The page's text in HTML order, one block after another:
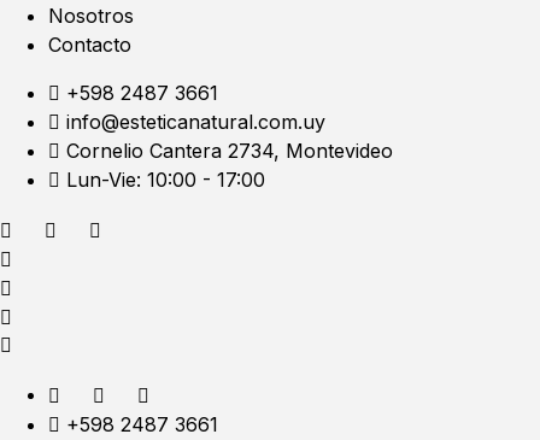
Nosotros
Contacto
+598 2487 3661
info@esteticanatural.com.uy
Cornelio Cantera 2734, Montevideo
Lun-Vie: 10:00 - 17:00
+598 2487 3661